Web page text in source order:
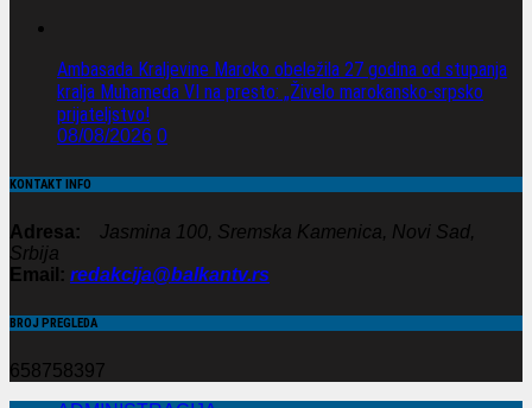
Ambasada Kraljevine Maroko obeležila 27 godina od stupanja
kralja Muhameda VI na presto: „Živelo marokansko-srpsko
prijateljstvo!
08/08/2026 0
KONTAKT INFO
Adresa:
Jasmina 100, Sremska Kamenica, Novi Sad,
Srbija
Email: redakcija@balkantv.rs
BROJ PREGLEDA
658758397